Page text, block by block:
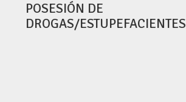
POSESIÓN DE
DROGAS/ESTUPEFACIENTES